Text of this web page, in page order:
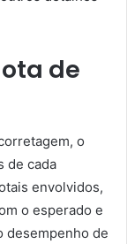
de
o
de cada
envolvidos,
o esperado e
desempenho de